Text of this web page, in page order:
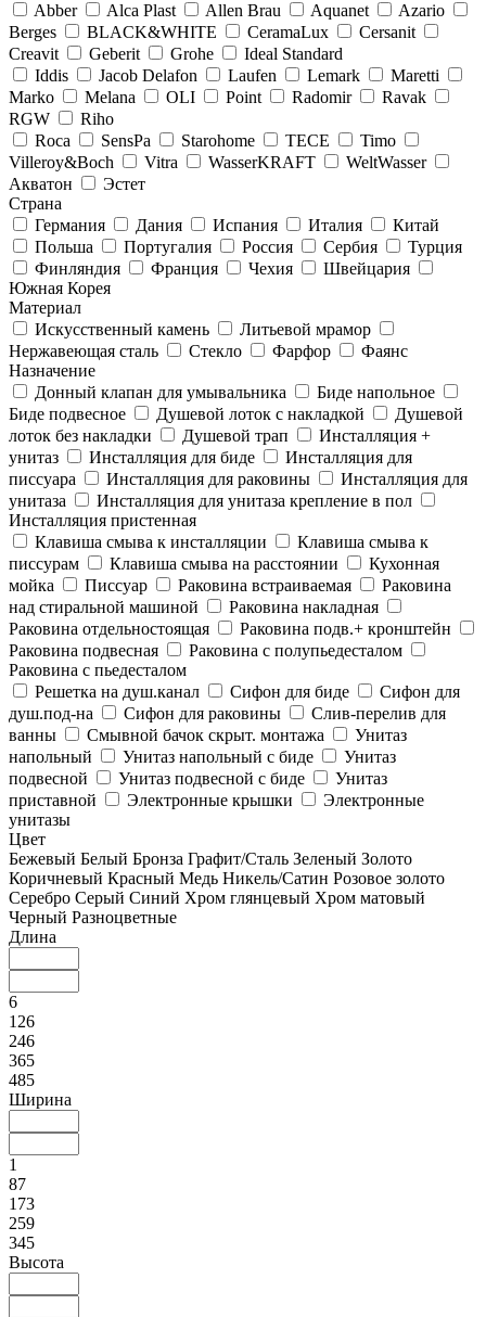
Abber
Alca Plast Allen Brau Aquanet
Azario
Berges
BLACK&WHITE CeramaLux
Cersanit
Creavit
Geberit Grohe
Ideal Standard
Iddis
Jacob Delafon Laufen Lemark
Maretti
Marko
Melana OLI Point Radomir
Ravak
RGW
Riho
Roca
SensPa Starohome TECE
Timo
Villeroy&Boсh
Vitra WasserKRAFT
WeltWasser
Акватон
Эстет
Страна
Германия
Дания Испания Италия
Китай
Польша
Португалия Россия Сербия
Турция
Финляндия
Франция Чехия
Швейцария
Южная Корея
Материал
Искусственный камень
Литьевой мрамор
Нержавеющая сталь
Стекло Фарфор
Фаянс
Назначение
Донный клапан для умывальника
Биде напольное
Биде подвесное
Душевой лоток с накладкой
Душевой
лоток без накладки
Душевой трап
Инсталляция +
унитаз
Инсталляция для биде
Инсталляция для
писсуара
Инсталляция для раковины
Инсталляция для
унитаза
Инсталляция для унитаза крепление в пол
Инсталляция пристенная
Клавиша смыва к инсталляции
Клавиша смыва к
писсурам
Клавиша смыва на расстоянии
Кухонная
мойка
Писсуар Раковина встраиваемая
Раковина
над стиральной машиной
Раковина накладная
Раковина отдельностоящая
Раковина подв.+ кронштейн
Раковина подвесная
Раковина с полупьедесталом
Раковина с пьедесталом
Решетка на душ.канал
Сифон для биде
Сифон для
душ.под-на
Сифон для раковины
Слив-перелив для
ванны
Смывной бачок скрыт. монтажа
Унитаз
напольный
Унитаз напольный с биде
Унитаз
подвесной
Унитаз подвесной с биде
Унитаз
приставной
Электронные крышки
Электронные
унитазы
Цвет
Бежевый Белый Бронза Графит/Сталь Зеленый Золото
Коричневый Красный Медь Никель/Сатин Розовое золото
Серебро Серый Синий Хром глянцевый Хром матовый
Черный Разноцветные
Длина
6
126
246
365
485
Ширина
1
87
173
259
345
Высота